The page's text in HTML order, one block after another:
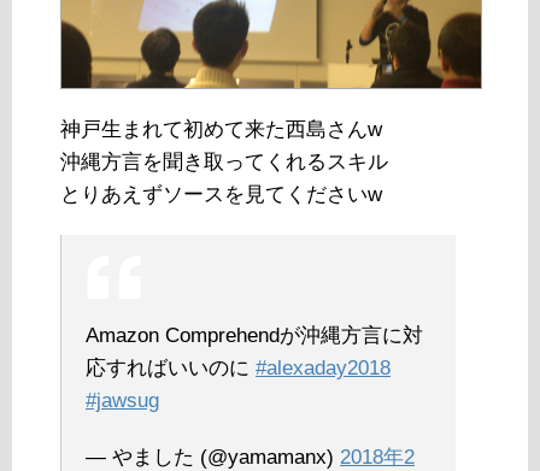
神戸生まれて初めて来た西島さんw
沖縄方言を聞き取ってくれるスキル
とりあえずソースを見てくださいw
Amazon Comprehendが沖縄方言に対
応すればいいのに #alexaday2018
#jawsug
— やました (@yamamanx) 2018年2